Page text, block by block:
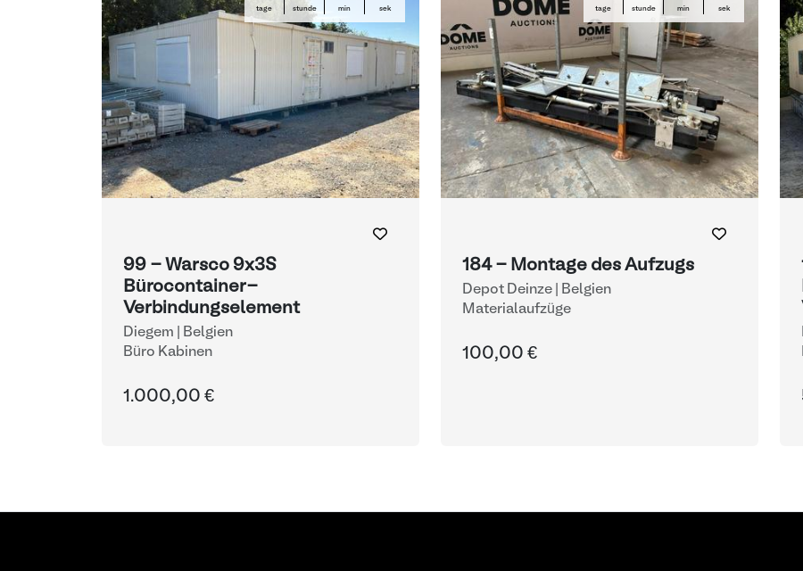
tage stunde min sek
99 - Warsco 9x3S
Bürocontainer-
Verbindungselement
Diegem | Belgien
Büro Kabinen
1.000,00 €
tage stunde min sek
184 - Montage des Aufzugs
Depot Deinze | Belgien
Materialaufzüge
100,00 €